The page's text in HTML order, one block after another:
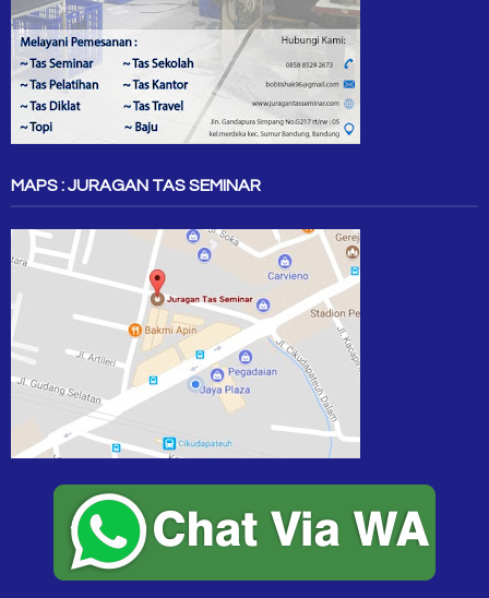
MAPS : JURAGAN TAS SEMINAR